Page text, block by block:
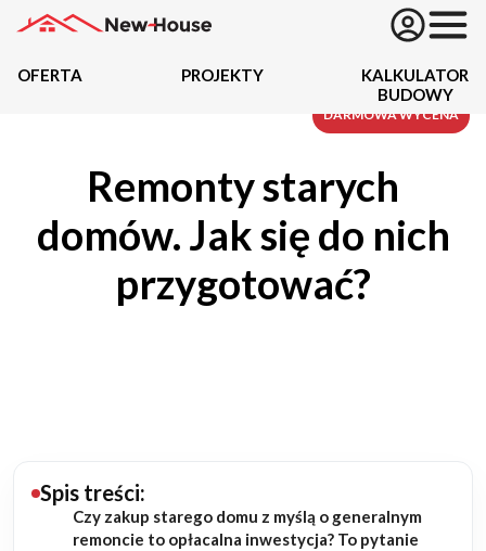
Działki
Budowa domu
OFERTA PROJEKTY
KALKULATOR
BUDOWY
Remonty starych
domów. Jak się do nich
przygotować?
Spis treści:
Czy zakup starego domu z myślą o generalnym
remoncie to opłacalna inwestycja? To pytanie
DARMOWA WYCENA